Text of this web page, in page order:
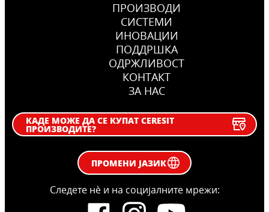
ПРОИЗВОДИ
СИСТЕМИ
ИНОВАЦИИ
ПОДДРШКА
OДРЖЛИВОСТ
КОНТАКТ
ЗА НАС
КАДЕ МОЖЕ ДА СЕ КУПАТ CERESIT
ПРОИЗВОДИТЕ?
ПРОМЕНИ ЈАЗИК
Следете нѐ и на социјалните мрежи: